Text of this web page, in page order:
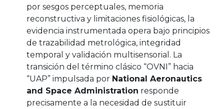
por sesgos perceptuales, memoria
reconstructiva y limitaciones fisiológicas, la
evidencia instrumentada opera bajo principios
de trazabilidad metrológica, integridad
temporal y validación multisensorial. La
transición del término clásico “OVNI” hacia
“UAP” impulsada por National Aeronautics
and Space Administration responde
precisamente a la necesidad de sustituir